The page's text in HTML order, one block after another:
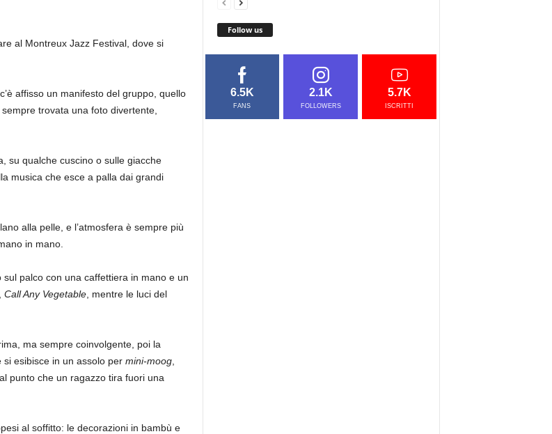
al Montreux Jazz Festival, dove si
affisso un manifesto del gruppo, quello
trovata una foto divertente,
su qualche cuscino o sulle giacche
musica che esce a palla dai grandi
alla pelle, e l’atmosfera è sempre più
in mano.
sul palco con una caffettiera in mano e un
Call Any Vegetable, mentre le luci del
ma sempre coinvolgente, poi la
si esibisce in un assolo per mini-moog,
punto che un ragazzo tira fuori una
al soffitto: le decorazioni in bambù e
Follow us
6.5K
FANS
2.1K
FOLLOWERS
5.7K
ISCRITTI